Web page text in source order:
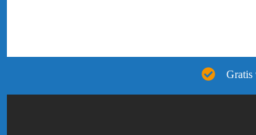
Gratis